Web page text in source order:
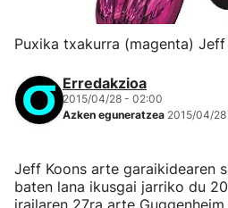
Puxika txakurra (magenta) Jeff
Erredakzioa
2015/04/28 - 02:00
Azken eguneratzea 2015/04/28
Jeff Koons arte garaikidearen
baten lana ikusgai jarriko du
irailaren 27ra arte